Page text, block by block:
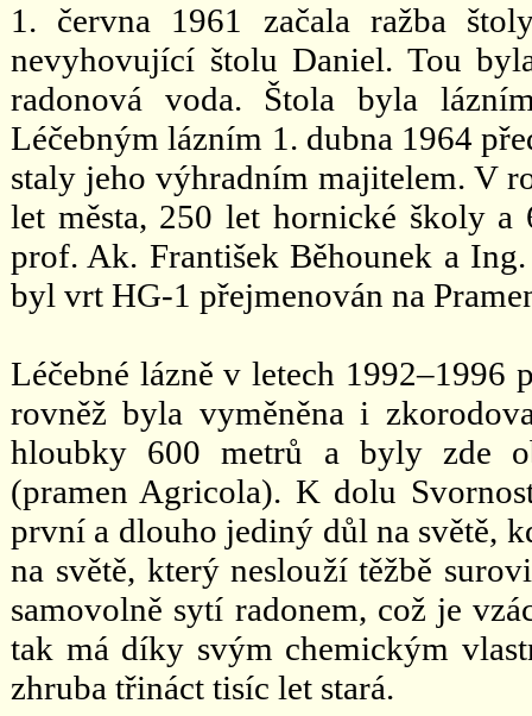
1. června 1961 začala ražba
nevyhovující štolu Daniel. Tou
radonová voda. Štola byla
Léčebným lázním 1. dubna 1964
staly jeho výhradním majitelem. V
let města, 250 let hornické školy
prof. Ak. František Běhounek a
byl vrt HG-1 přejmenován na
Léčebné lázně v letech
rovněž byla vyměněna i
hloubky 600 metrů a byly zde
(pramen Agricola). K dolu
první a dlouho jediný důl na světě,
na světě, který neslouží těžbě
samovolně sytí radonem, což je
tak má díky svým chemickým
zhruba třináct tisíc let stará.